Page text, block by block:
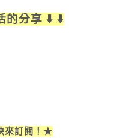
的分享 ⬇️ ⬇️
來訂閱！★